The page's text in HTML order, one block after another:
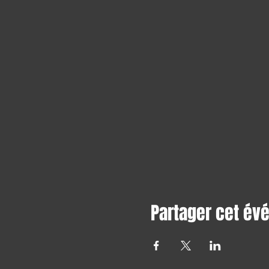
Partager cet